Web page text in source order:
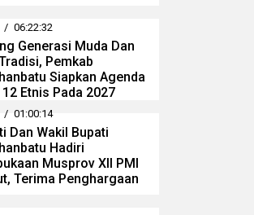
/ 06:22:32
Generasi Muda Dan
Pemkab
Siapkan Agenda
12 Etnis Pada 2027
/ 01:00:14
Dan Wakil Bupati
Hadiri
Musprov XII PMI
Terima Penghargaan